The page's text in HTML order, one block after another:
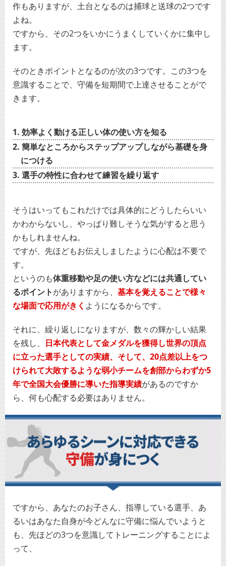
作もありますが、土台となるのは捕球と送球の2つです
よね。
ですから、その2つをいかにうまくしていくかに集中し
ます。
そのときポイントとなるのが次の3つです。この3つを
意識することで、守備を短期間で上達させることがで
きます。
効率よく動ける正しい体の使い方を知る
簡単なところからステップアップしながら基礎を身
につける
選手の特性に合わせて練習を繰り返す
そうはいってもこれだけでは具体的にどうしたらいい
かわからないし、やっぱり難しそうな気がすると思う
かもしれませんね。
ですが、先ほどもお伝えしましたように心配は不要で
す。
というのも体重移動や足の使い方などには共通してい
るポイントがありますから、 基本を覚えることで様々
な場面で応用がきく ようになるからです。
それに、繰り返しになりますが、数々の輝かしい結果
を残し、 日本代表として金メダルを獲得し世界の頂点
に立った選手としての実績、そして、20点差以上をつ
けられて大敗するような弱小チームを創部からわずか5
年で全国大会優勝に導いた指導実績があるのですか
ら、何も心配する必要はありません。
ですから、あなたのお子さん、指導している選手、あ
るいはあなた自身が今どんなに守備に悩んでいようと
も、先ほどの3つを意識してトレーニングすることによ
って、